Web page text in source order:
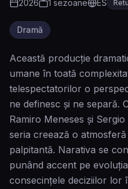
2026 1 sezoane ES
Dramă
Această producție
umane în toată
telespectatorilor o
ne definesc și ne separă.
Ramiro Meneses și
seria creează o
palpitantă. Narativa se
punând accent pe
consecințele deciziilor lor